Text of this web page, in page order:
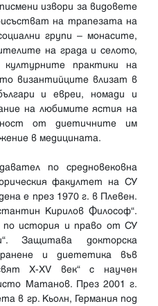
извори за видовете
на трапезата на
групи – монасите,
на града и селото,
практики на
византийците влизат в
и евреи, номади и
на любимите ястия на
от диетичните им
в медицината.
по средновековна
факултет на СУ
е през 1970 г. в Плевен.
Кирилов Философ“.
по история и право от СУ
Защитава докторска
и диететика във
свят X-XV век“ с научен
Матанов. През 2001 г.
в гр. Кьолн, Германия под